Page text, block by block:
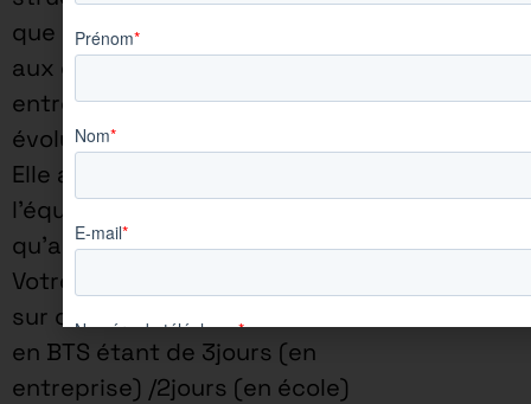
que ce soit pour répondre
aux demandes des
entreprises ou pour faire
évoluer sa pédagogie.
Elle assure une proximité à
l’équipe enseignante ainsi
qu’aux apprenants.
Votre rythme d’alternance
sur cette offre si vous êtes
en BTS étant de 3jours (en
entreprise) /2jours (en école)